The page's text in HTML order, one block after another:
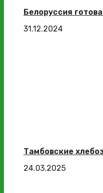
Белоруссия
31.12.2024
Тамбовские
24.03.2025